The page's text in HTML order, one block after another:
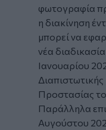
φωτογραφία
η διακίνηση
μπορεί να
νέα
Ιανουαρίου
Προστασίας
Παράλληλα
Αυγούστου